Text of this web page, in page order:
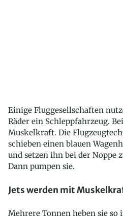
Einige Fluggesellschaften
Räder ein Schleppfahrzeug.
Muskelkraft. Die
schieben einen blauen
und setzen ihn bei der Noppe
Dann pumpen sie.
Jets werden mit
Mehrere Tonnen heben sie so